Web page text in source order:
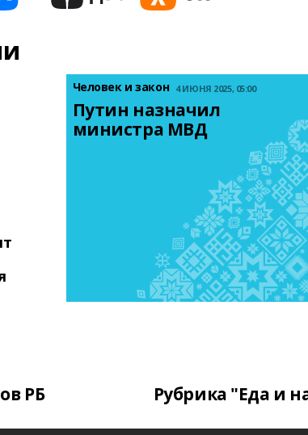
Человек и закон 4 ИЮНЯ 2025, 05:00
Путин назначил
министра МВД
РБ Рубрика "Еда и